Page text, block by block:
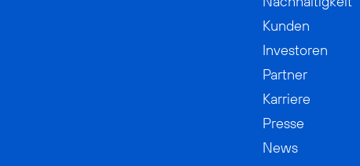
Kunden
Investoren
Partner
Karriere
Presse
News